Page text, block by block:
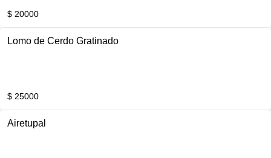
$ 20000
Lomo de Cerdo Gratinado
$ 25000
Airetupal